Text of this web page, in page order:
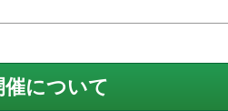
について